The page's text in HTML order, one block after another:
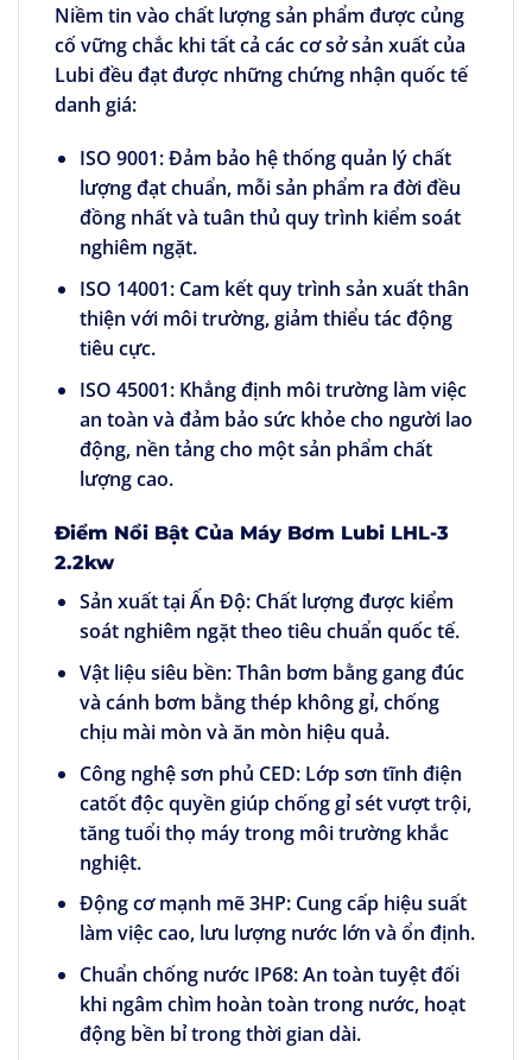
Niềm tin vào chất lượng sản phẩm được củng
cố vững chắc khi tất cả các cơ sở sản xuất của
Lubi đều đạt được những chứng nhận quốc tế
danh giá:
ISO 9001:Đảm bảo hệ thống quản lý chất
lượng đạt chuẩn, mỗi sản phẩm ra đời đều
đồng nhất và tuân thủ quy trình kiểm soát
nghiêm ngặt.
ISO 14001:Cam kết quy trình sản xuất thân
thiện với môi trường, giảm thiểu tác động
tiêu cực.
ISO 45001:Khẳng định môi trường làm việc
an toàn và đảm bảo sức khỏe cho người lao
động, nền tảng cho một sản phẩm chất
lượng cao.
Điểm Nổi Bật Của Máy Bơm Lubi LHL-3
2.2kw
Sản xuất tại Ấn Độ:Chất lượng được kiểm
soát nghiêm ngặt theo tiêu chuẩn quốc tế.
Vật liệu siêu bền:Thân bơm bằng gang đúc
và cánh bơm bằng thép không gỉ, chống
chịu mài mòn và ăn mòn hiệu quả.
Công nghệ sơn phủ CED:Lớp sơn tĩnh điện
catốt độc quyền giúp chống gỉ sét vượt trội,
tăng tuổi thọ máy trong môi trường khắc
nghiệt.
Động cơ mạnh mẽ 3HP:Cung cấp hiệu suất
làm việc cao, lưu lượng nước lớn và ổn định.
Chuẩn chống nước IP68:An toàn tuyệt đối
khi ngâm chìm hoàn toàn trong nước, hoạt
động bền bỉ trong thời gian dài.